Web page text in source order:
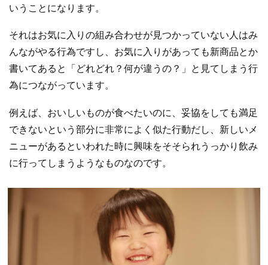
いうことになります。
それはお気に入りの組み合わせが見つかっていない人はみ
んながやる行為ですし、お気に入りがあっても新商品とか
書いてあると「どれどれ？何が違うの？」と見てしまう行
為につながっています。
例えば、おいしいものが食べたいのに、妥協をしても満足
できないという部分に非常によく似た行動だし、新しいメ
ニューがあるといわれた時に興味をそそられうっかり飲み
に行ってしまうようなものなのです。